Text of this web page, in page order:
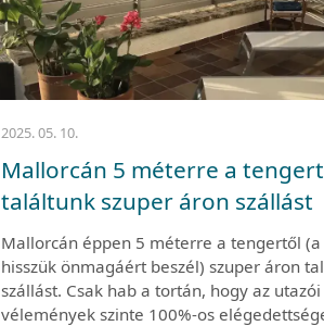
2025. 05. 10.
Mallorcán 5 méterre a
találtunk szuper áron szállást
Mallorcán éppen 5 méterre a tengertől (a
hisszük önmagáért beszél) szuper áron
szállást. Csak hab a tortán, hogy az utazói
vélemények szinte 100%-os